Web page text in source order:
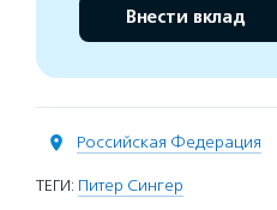
Внести вклад
Российская Федерация
ТЕГИ: Питер Сингер